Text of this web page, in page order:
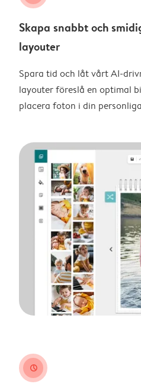
Skapa snabbt och
layouter
Spara tid och låt vårt AI-
layouter föreslå en optimal
placera foton i din
clock